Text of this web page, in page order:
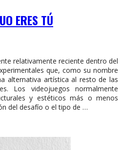
ERES TÚ
relativamente reciente dentro del
que, como su nombre
alternativa artística al resto de las
Los videojuegos normalmente
y estéticos más o menos
del desafío o el tipo de …